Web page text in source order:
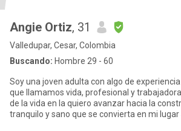
Angie Ortiz, 31
Valledupar, Cesar, Colombia
Buscando: Hombre 29 - 60
Soy una joven adulta con algo de
que llamamos vida, profesional y
de la vida en la quiero avanzar hacia la
tranquilo y sano que se convierta en mi lugar